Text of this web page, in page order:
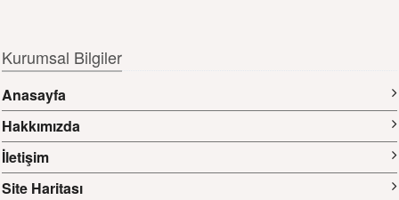
Kurumsal Bilgiler
Anasayfa
Hakkımızda
İletişim
Site Haritası